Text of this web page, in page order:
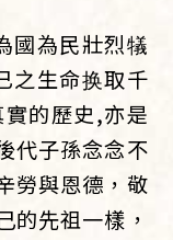
國為民壯烈犠
之生命换取千
的歷史,亦是
代子孫念念不
勞與恩德，敬
的先祖一樣，